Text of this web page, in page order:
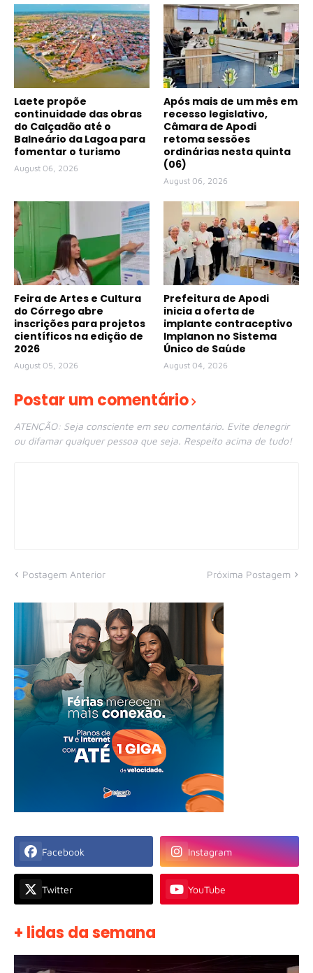
Laete propõe
continuidade das obras
do Calçadão até o
Balneário da Lagoa para
fomentar o turismo
August 06, 2026
Após mais de um mês em
recesso legislativo,
Câmara de Apodi
retoma sessões
ordinárias nesta quinta
(06)
August 06, 2026
Feira de Artes e Cultura
do Córrego abre
inscrições para projetos
científicos na edição de
2026
August 05, 2026
Prefeitura de Apodi
inicia a oferta de
implante contraceptivo
Implanon no Sistema
Único de Saúde
August 04, 2026
Postar um comentário
ATENÇÃO: Seja consciente em seu comentário. Evite denegrir
ou difamar qualquer pessoa que seja. Respeito acima de tudo!
Postagem Anterior Próxima Postagem
Facebook Instagram
Twitter YouTube
+ lidas da semana